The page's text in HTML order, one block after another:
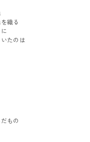
織る
たのは
もの